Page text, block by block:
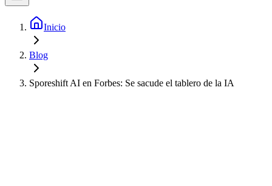
Inicio
Blog
Sporeshift AI en Forbes: Se sacude el tablero de la IA